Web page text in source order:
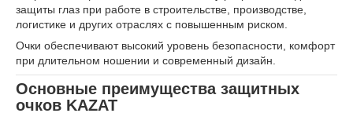
защиты глаз при работе в строительстве, производстве,
логистике и других отраслях с повышенным риском.
Очки обеспечивают высокий уровень безопасности, комфорт
при длительном ношении и современный дизайн.
Основные преимущества защитных
очков KAZAT